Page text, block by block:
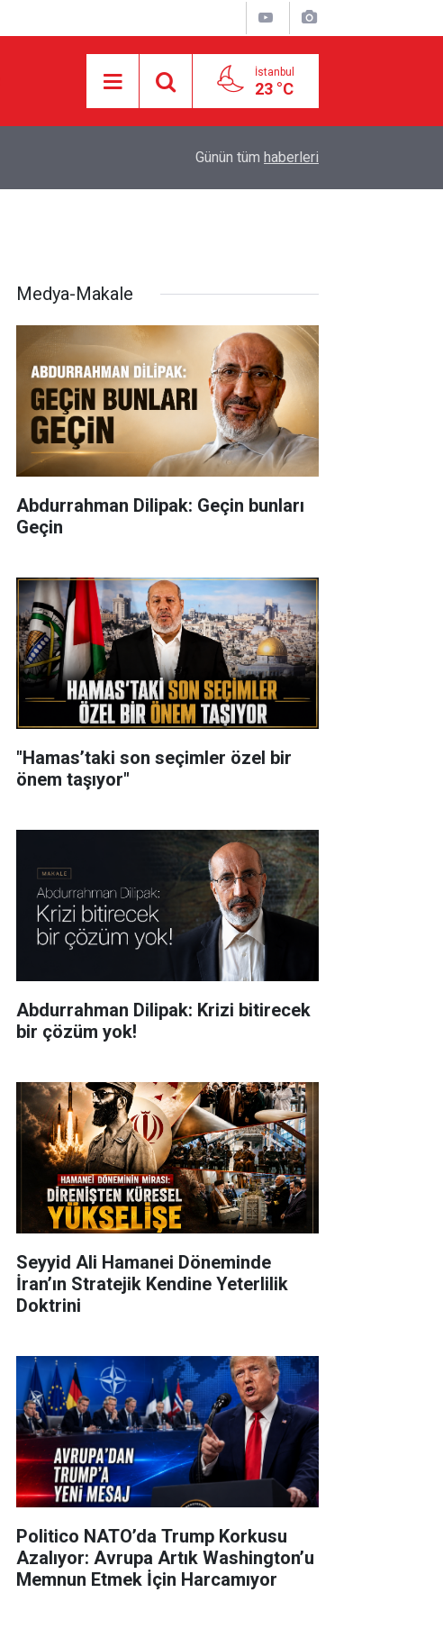
İstanbul
23 °C
İran ile Umman arasında Hürmüz'de genel
Günün tüm haberleri
Medya-Makale
Abdurrahman Dilipak: Geçin bunları
Geçin
"Hamas’taki son seçimler özel bir
önem taşıyor"
Abdurrahman Dilipak: Krizi bitirecek
bir çözüm yok!
Seyyid Ali Hamanei Döneminde
İran’ın Stratejik Kendine Yeterlilik
Doktrini
Politico NATO’da Trump Korkusu
Azalıyor: Avrupa Artık Washington’u
Memnun Etmek İçin Harcamıyor